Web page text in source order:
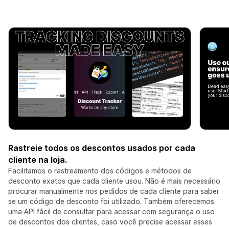
Rastreie todos os descontos usados por cada
cliente na loja.
Facilitamos o rastreamento dos códigos e métodos de
desconto exatos que cada cliente usou. Não é mais necessário
procurar manualmente nos pedidos de cada cliente para saber
se um código de desconto foi utilizado. Também oferecemos
uma API fácil de consultar para acessar com segurança o uso
de descontos dos clientes, caso você precise acessar esses